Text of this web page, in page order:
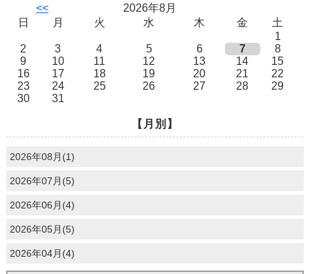
<<
2026年8月
日
月 火 水 木 金
土
1
2
3 4 5 6 7
8
9
10 11 12 13 14
15
16
17 18 19 20 21
22
23
24 25 26 27 28
29
30
31
【月別】
2026年08月(1)
2026年07月(5)
2026年06月(4)
2026年05月(5)
2026年04月(4)